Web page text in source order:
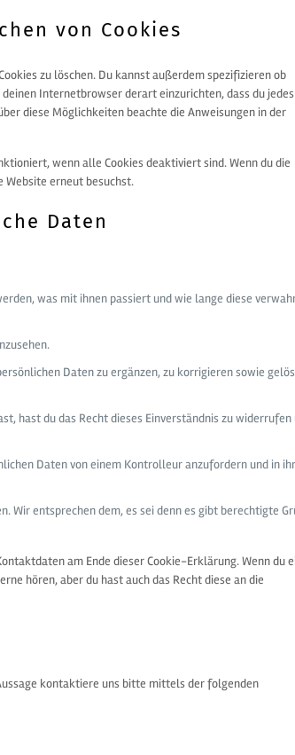
von Cookies
zu löschen. Du kannst außerdem spezifizieren ob
Internetbrowser derart einzurichten, dass du
diese Möglichkeiten beachte die Anweisungen in der
wenn alle Cookies deaktiviert sind. Wenn du die
Website erneut besuchst.
Daten
was mit ihnen passiert und wie lange diese
Daten zu ergänzen, zu korrigieren sowie
hast du das Recht dieses Einverständnis zu widerrufen
Daten von einem Kontrolleur anzufordern und in
Wir entsprechen dem, es sei denn es gibt berechtigte
am Ende dieser Cookie-Erklärung. Wenn du
hören, aber du hast auch das Recht diese an die
kontaktiere uns bitte mittels der folgenden